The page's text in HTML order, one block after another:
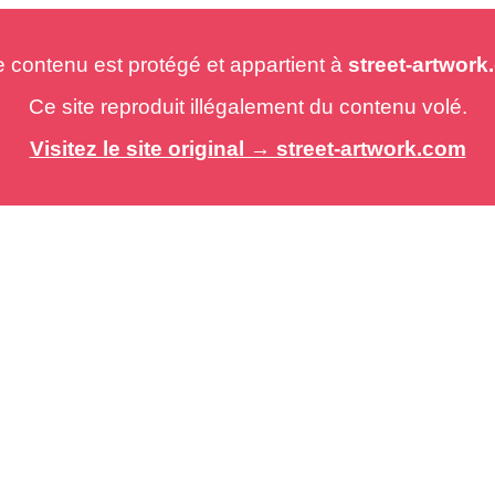
est protégé et appartient à street-
Ce site reproduit illégalement du contenu volé.
Visitez le site original → street-artwork.com